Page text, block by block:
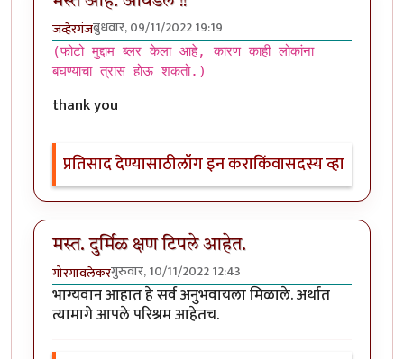
जव्हेरगंजबुधवार, 09/11/2022 19:19
(फोटो मुद्दाम ब्लर केला आहे, कारण काही लोकांना
बघण्याचा त्रास होऊ शकतो.)
thank you
प्रतिसाद देण्यासाठीलॉग इन कराकिंवासदस्य व्हा
मस्त. दुर्मिळ क्षण टिपले आहेत.
गोरगावलेकरगुरुवार, 10/11/2022 12:43
भाग्यवान आहात हे सर्व अनुभवायला मिळाले. अर्थात
त्यामागे आपले परिश्रम आहेतच.